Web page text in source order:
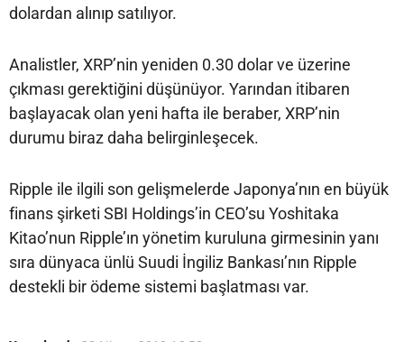
dolardan alınıp satılıyor.
Analistler, XRP’nin yeniden 0.30 dolar ve üzerine
çıkması gerektiğini düşünüyor. Yarından itibaren
başlayacak olan yeni hafta ile beraber, XRP’nin
durumu biraz daha belirginleşecek.
Ripple ile ilgili son gelişmelerde Japonya’nın en büyük
finans şirketi SBI Holdings’in CEO’su Yoshitaka
Kitao’nun Ripple’ın yönetim kuruluna girmesinin yanı
sıra dünyaca ünlü Suudi İngiliz Bankası’nın Ripple
destekli bir ödeme sistemi başlatması var.